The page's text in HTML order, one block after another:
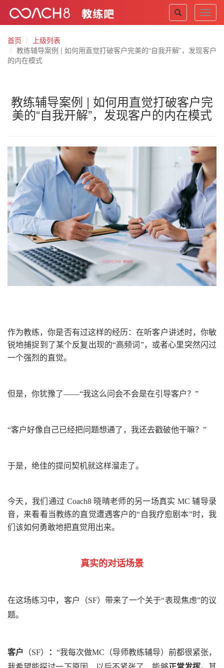
首页
上级列表
教练辅导案例 | 如何用直觉打破客户完美的“自我开解”，发现客户
的内在模式
教练辅导案例 | 如何用直觉打破客户完
美的“自我开解”，发现客户的内在模式
作为教练，你是否有过这样的经历：在听客户讲述时，你敏
锐地捕捉到了某个反复出现的“高频词 ”，或者心里突然闪过
一个强烈的直觉。
但是，你犹豫了——“我这么问会不会是在引导客户？ ”
“客户好像自己已经把问题想通了，我还去戳破他干嘛？ ”
于是，绝佳的提问契机就这样溜走了。
今天，我们通过 Coach8 晓晴老师的另一场真实 MC辅导录
音，来看看当教练的直觉遭遇客户的“自我疗愈剧本”时，我
们该如何勇敢地把直觉用出来。
真实的对话场景
在这场练习中，客户 （SF） 带来了一个关于“表现焦虑”的议
题。
客户 （SF） ： “我每次做MC （导师教练辅导） 前都很紧张，